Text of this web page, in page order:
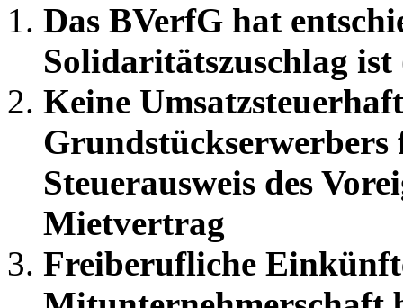
Das BVerfG hat
Solidaritätszuschlag ist
Keine
Steuerausweis des
Mietvertrag
Freiberufliche